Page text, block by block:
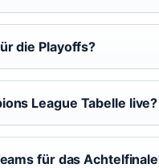
die Playoffs?
League Tabelle live?
für das